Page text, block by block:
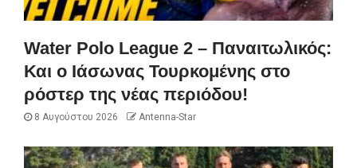
Water Polo League 2 – Παναιτωλικός:
Και ο Ιάσωνας Τουρκομένης στο
ρόστερ της νέας περιόδου!
8 Αυγούστου 2026 Antenna-Star